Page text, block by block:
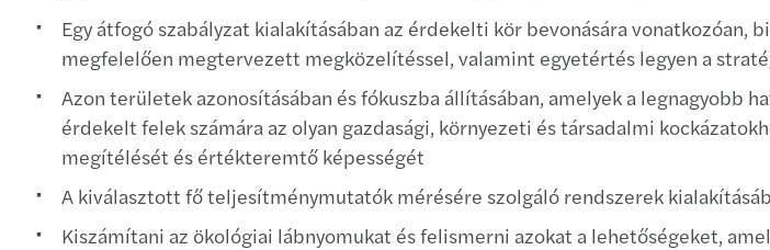
Egy átfogó szabályzat kialakításában az érdekelti kör bevonására
megfelelően megtervezett megközelítéssel, valamint egyetértés legyen a
Azon területek azonosításában és fókuszba állításában, amelyek a legnagyobb
érdekelt felek számára az olyan gazdasági, környezeti és társadalmi
megítélését és értékteremtő képességét
A kiválasztott fő teljesítménymutatók mérésére szolgáló rendszerek
Kiszámítani az ökológiai lábnyomukat és felismerni azokat a lehetőségeket,